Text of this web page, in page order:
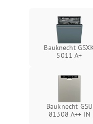
Bauknecht
5011 A+
Bauknecht GSU
81308 A++ IN